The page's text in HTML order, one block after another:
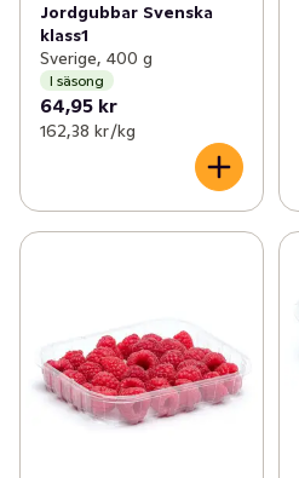
Jordgubbar Svenska
klass1
Sverige, 400 g
I säsong
64,95 kr
162,38 kr /kg